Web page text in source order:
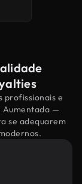
profissionais e
Aumentada —
se adequarem